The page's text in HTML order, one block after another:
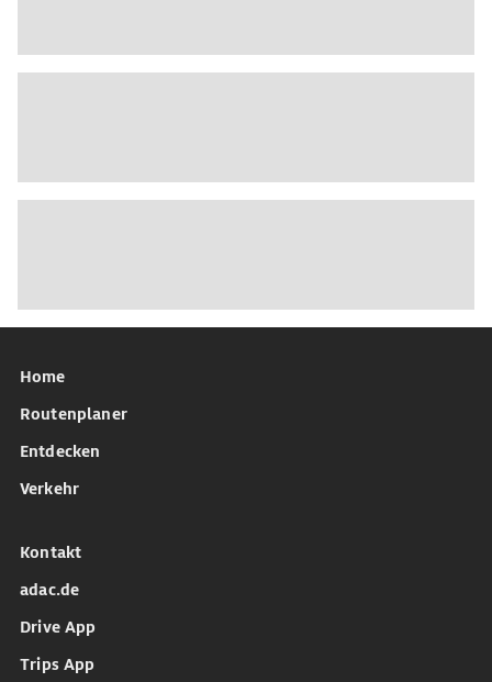
Home
Routenplaner
Entdecken
Verkehr
Kontakt
adac.de
Drive App
Trips App